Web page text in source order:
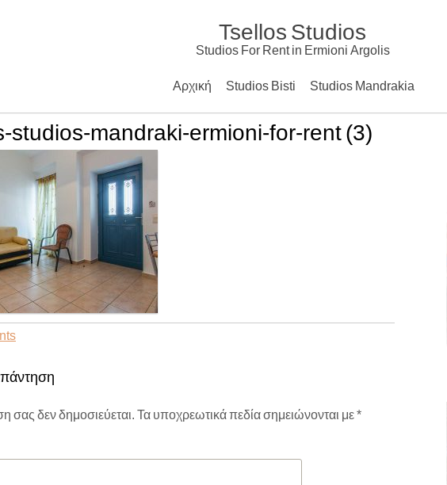
Tsellos Studios
Studios For Rent in Ermioni Argolis
Αρχική Studios Bisti Studios Mandrakia
studios-mandraki-ermioni-for-rent (3)
σας δεν δημοσιεύεται. Τα υποχρεωτικά πεδία σημειώνονται με*